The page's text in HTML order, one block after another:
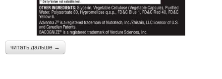
читать дальше →